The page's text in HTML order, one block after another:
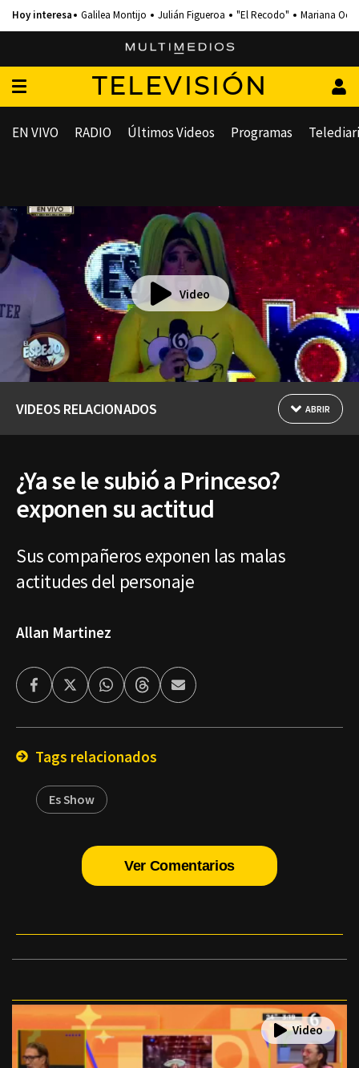
Galilea Montijo Julián Figueroa "El Recodo" Mariana
TELEVISIÓN
EN VIVO RADIO Últimos Videos Programas
Video
VIDEOS RELACIONADOS ABRIR
¿Ya se le subió a Princeso?
exponen su actitud
Sus compañeros exponen las malas
actitudes del personaje
Allan Martinez
FacebookTwitterWhatsappThreadsEnviar
por
Tags relacionados
Es Show
Ver Comentarios